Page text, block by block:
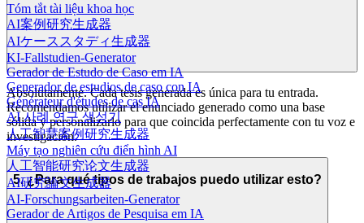
Tóm tắt tài liệu khoa học
AI案例研究生成器
AIケーススタディ生成器
KI-Fallstudien-Generator
Gerador de Estudo de Caso em IA
Generador de estudios de caso con IA
Générateur d'études de cas IA
AI 사례 연구 생성기
人工智慧案例研究生成器
Máy tạo nghiên cứu điển hình AI
人工智能研究论文生成器
AI研究論文生成器
AI-Forschungsarbeiten-Generator
Gerador de Artigos de Pesquisa em IA
Absolutamente. Cada tesis generada es única para tu entrada.
Recomendamos utilizar el enunciado generado como una base
sólida y personalizarlo para que coincida perfectamente con tu voz e
investigación.
5. ¿Para qué tipos de trabajos puedo utilizar esto?